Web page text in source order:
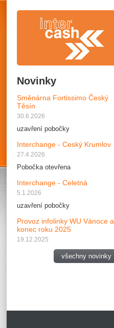
Novinky
Směnárna Fortissimo Český
Těsín
30.6.2026
uzavření pobočky
Interchange - Ceský Krumlov
27.4.2026
Pobočka otevřena
Interchange - Celetná
5.1.2026
uzavření pobočky
Provoz infolinky WU Vánoce a
konec roku 2025
19.12.2025
všechny novinky